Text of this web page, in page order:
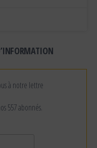
à notre lettre
557 abonnés.